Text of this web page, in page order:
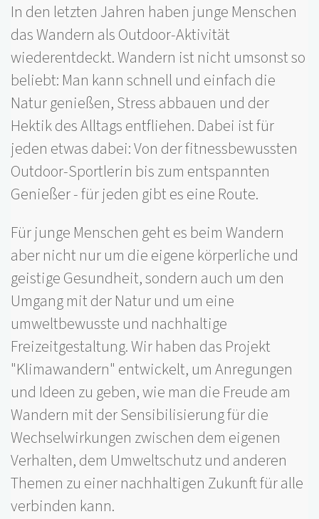
In den letzten Jahren haben junge Menschen
das Wandern als Outdoor-Aktivität
wiederentdeckt. Wandern ist nicht umsonst so
beliebt: Man kann schnell und einfach die
Natur genießen, Stress abbauen und der
Hektik des Alltags entfliehen. Dabei ist für
jeden etwas dabei: Von der fitnessbewussten
Outdoor-Sportlerin bis zum entspannten
Genießer - für jeden gibt es eine Route.
Für junge Menschen geht es beim Wandern
aber nicht nur um die eigene körperliche und
geistige Gesundheit, sondern auch um den
Umgang mit der Natur und um eine
umweltbewusste und nachhaltige
Freizeitgestaltung. Wir haben das Projekt
"Klimawandern" entwickelt, um Anregungen
und Ideen zu geben, wie man die Freude am
Wandern mit der Sensibilisierung für die
Wechselwirkungen zwischen dem eigenen
Verhalten, dem Umweltschutz und anderen
Themen zu einer nachhaltigen Zukunft für alle
verbinden kann.